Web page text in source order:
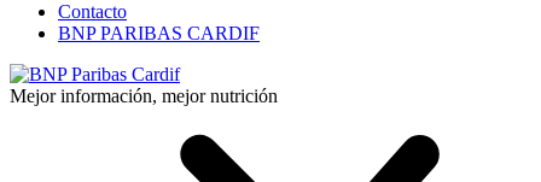
Contacto
BNP PARIBAS CARDIF
Mejor información, mejor nutrición